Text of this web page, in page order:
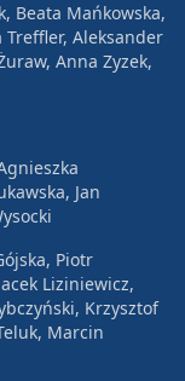
Beata Mańkowska,
Treffler, Aleksander
Anna Zyzek,
Jan
Piotr
Liziniewicz,
Krzysztof
Marcin